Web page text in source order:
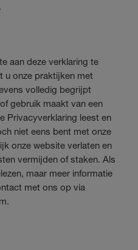
deze verklaring te
u onze praktijken met
volledig begrijpt
gebruik maakt van een
Privacyverklaring leest en
niet eens bent met onze
onze website verlaten en
vermijden of staken. Als
maar meer informatie
met ons op via
.